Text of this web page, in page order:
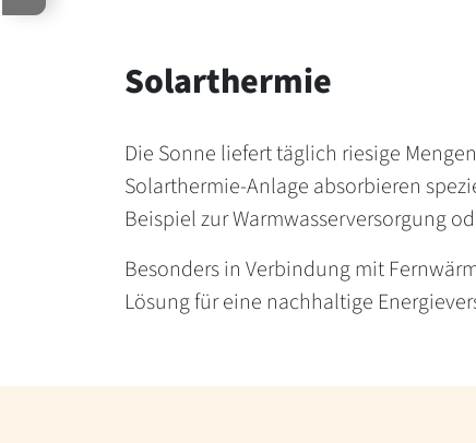
Solarthermie
Die Sonne liefert täglich riesige
Solarthermie-Anlage absorbieren
Beispiel zur Warmwasserversorgung
Besonders in Verbindung mit
Lösung für eine nachhaltige